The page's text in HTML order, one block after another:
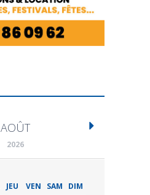
AOÛT
2026
JEU VEN SAM DIM